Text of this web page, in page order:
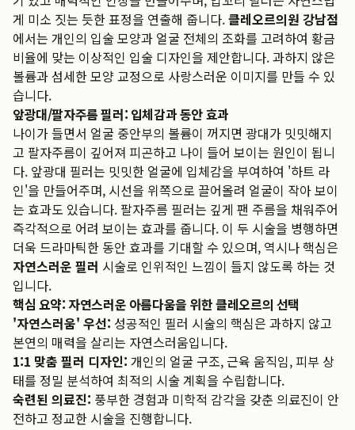
게 미소 짓는 듯한 표정을 연출해 줍니다.클레오르의원 강남점
에서는 개인의 입술 모양과 얼굴 전체의 조화를 고려하여 황금
비율에 맞는 이상적인 입술 디자인을 제안합니다. 과하지 않은
볼륨과 섬세한 모양 교정으로 사랑스러운 이미지를 만들 수 있
습니다.
앞광대/팔자주름 필러: 입체감과 동안 효과
나이가 들면서 얼굴 중안부의 볼륨이 꺼지면 광대가 밋밋해지
고 팔자주름이 깊어져 피곤하고 나이 들어 보이는 원인이 됩니
다. 앞광대 필러는 밋밋한 얼굴에 입체감을 부여하여 '하트 라
인'을 만들어주며, 시선을 위쪽으로 끌어올려 얼굴이 작아 보이
는 효과도 있습니다. 팔자주름 필러는 깊게 팬 주름을 채워주어
즉각적으로 어려 보이는 효과를 줍니다. 이 두 시술을 병행하면
더욱 드라마틱한 동안 효과를 기대할 수 있으며, 역시나 핵심은
자연스러운 필러 시술로 인위적인 느낌이 들지 않도록 하는 것
입니다.
핵심 요약: 자연스러운 아름다움을 위한 클레오르의 선택
'자연스러움' 우선: 성공적인 필러 시술의 핵심은 과하지 않고
본연의 매력을 살리는 자연스러움입니다.
1:1 맞춤 필러 디자인: 개인의 얼굴 구조, 근육 움직임, 피부 상
태를 정밀 분석하여 최적의 시술 계획을 수립합니다.
숙련된 의료진: 풍부한 경험과 미학적 감각을 갖춘 의료진이 안
전하고 정교한 시술을 진행합니다.